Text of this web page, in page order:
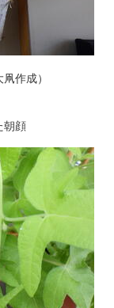
作成）
朝顔